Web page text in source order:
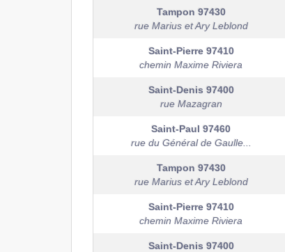
Tampon 97430
rue Marius et Ary Leblond
Saint-Pierre 97410
chemin Maxime Riviera
Saint-Denis 97400
rue Mazagran
Saint-Paul 97460
rue du Général de Gaulle...
Tampon 97430
rue Marius et Ary Leblond
Saint-Pierre 97410
chemin Maxime Riviera
Saint-Denis 97400